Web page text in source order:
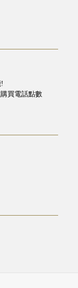
買電話點數